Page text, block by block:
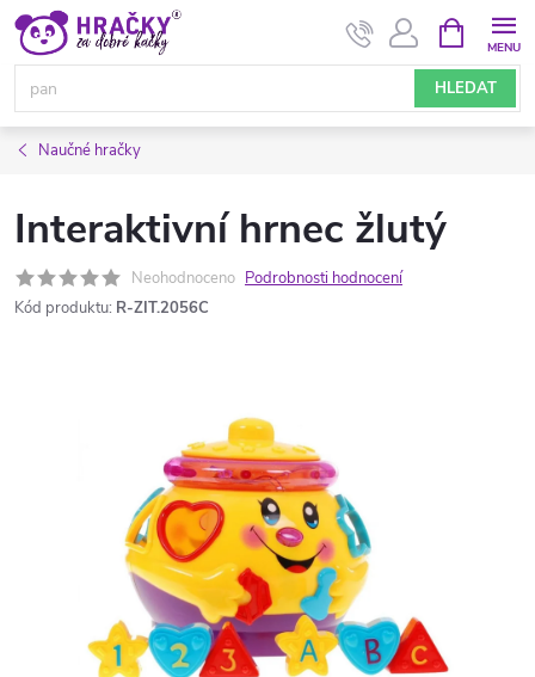
Přejít
obsah
HLEDAT
NÁKUPNÍ
KOŠÍK
Naučné hračky
Interaktivní hrnec žlutý
Neohodnoceno Podrobnosti hodnocení
Kód produktu: R-ZIT.2056C